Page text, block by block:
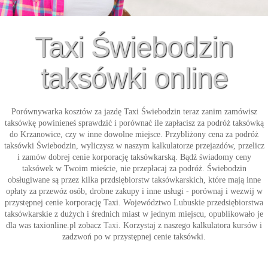
Taxi Świebodzin
taksówki online
Porównywarka kosztów za jazdę Taxi Świebodzinteraz zanim zamówisz
taksówkę powinieneś sprawdzić i porównać ile zapłacisz za podróż taksówką
do Krzanowice, czy w inne dowolne miejsce. Przybliżony cena za podróż
taksówki Świebodzin, wyliczysz w naszym kalkulatorze przejazdów, przelicz
i zamów dobrej cenie korporację taksówkarską. Bądź świadomy ceny
taksówek w Twoim mieście, nie przepłacaj za podróż. Świebodzin
obsługiwane są przez kilka przdsiębiorstw taksówkarskich, które mają inne
opłaty za przewóz osób, drobne zakupy i inne usługi - porównaj i wezwij w
przystępnej cenie korporację Taxi. Województwo Lubuskie przedsiębiorstwa
taksówkarskie z dużych i średnich miast w jednym miejscu, opublikowało je
dla was taxionline.pl zobacz Taxi. Korzystaj z naszego kalkulatora kursów i
zadzwoń po w przystępnej cenie taksówki.